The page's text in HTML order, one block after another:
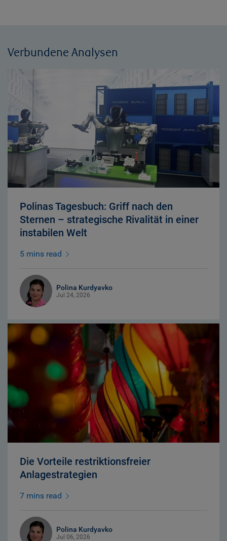
Verbundene Analysen
Polinas Tagesbuch: Griff nach den
Sternen – strategische Rivalität in einer
instabilen Welt
5 mins read
Polina Kurdyavko
Jul 24, 2026
Die Vorteile restriktionsfreier
Anlagestrategien
7 mins read
Polina Kurdyavko
Jul 06, 2026